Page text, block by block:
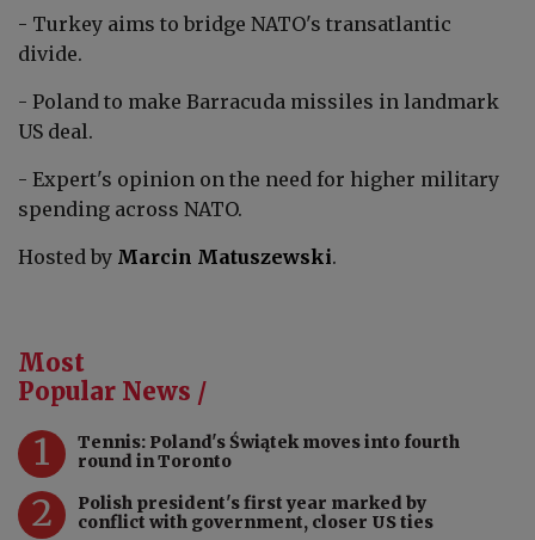
- Turkey aims to bridge NATO's transatlantic
divide.
- Poland to make Barracuda missiles in landmark
US deal.
- Expert's opinion on the need for higher military
spending across NATO.
Hosted by Marcin Matuszewski.
Most
Popular News /
1
Tennis: Poland's Świątek moves into fourth
round in Toronto
2
Polish president's first year marked by
conflict with government, closer US ties